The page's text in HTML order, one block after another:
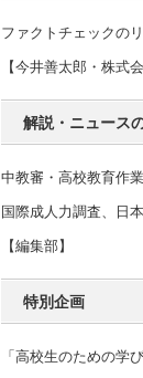
ファクトチェックの
【今井善太郎・株
解説・ニュース
中教審・高校教育作
国際成人力調査、日
【編集部】
特別企画
「高校生のための学